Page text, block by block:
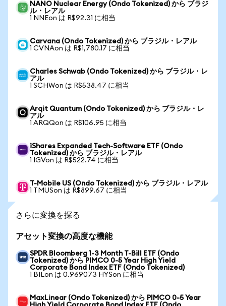
NANO Nuclear Energy (Ondo Tokenized) から ブラジ
ル・レアル
1 NNEon は R$92.31 に相当
Carvana (Ondo Tokenized) から ブラジル・レアル
1 CVNAon は R$1,780.17 に相当
Charles Schwab (Ondo Tokenized) から ブラジル・レ
アル
1 SCHWon は R$538.47 に相当
Arqit Quantum (Ondo Tokenized) から ブラジル・レ
アル
1 ARQQon は R$106.95 に相当
iShares Expanded Tech-Software ETF (Ondo
Tokenized) から ブラジル・レアル
1 IGVon は R$522.74 に相当
T-Mobile US (Ondo Tokenized) から ブラジル・レアル
1 TMUSon は R$899.67 に相当
さらに変換を探る
アセット変換の高度な機能
SPDR Bloomberg 1-3 Month T-Bill ETF (Ondo
Tokenized) から PIMCO 0-5 Year High Yield
Corporate Bond Index ETF (Ondo Tokenized)
1 BILon は 0.969073 HYSon に相当
MaxLinear (Ondo Tokenized) から PIMCO 0-5 Year